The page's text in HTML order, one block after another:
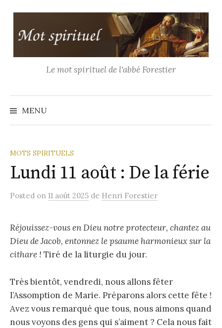
contenu
Le mot spirituel de l'abbé Forestier
MENU
MOTS SPIRITUELS
Lundi 11 août : De la férie
Posted on 11 août 2025 de Henri Forestier
Réjouissez-vous en Dieu notre protecteur, chantez au
Dieu de Jacob, entonnez le psaume harmonieux sur la
cithare ! Tiré de la liturgie du jour.
Très bientôt, vendredi, nous allons fêter
l’Assomption de Marie. Préparons alors cette fête !
Avez vous remarqué que tous, nous aimons quand
nous voyons des gens qui s’aiment ? Cela nous fait